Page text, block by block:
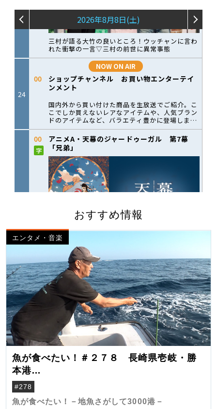
おすすめ情報
エンタメ・音楽
魚が食べたい！＃２７８ 長崎県壱岐・勝
本港
（クロマグロ）
#278
魚が食べたい！－地魚さがして3000港－